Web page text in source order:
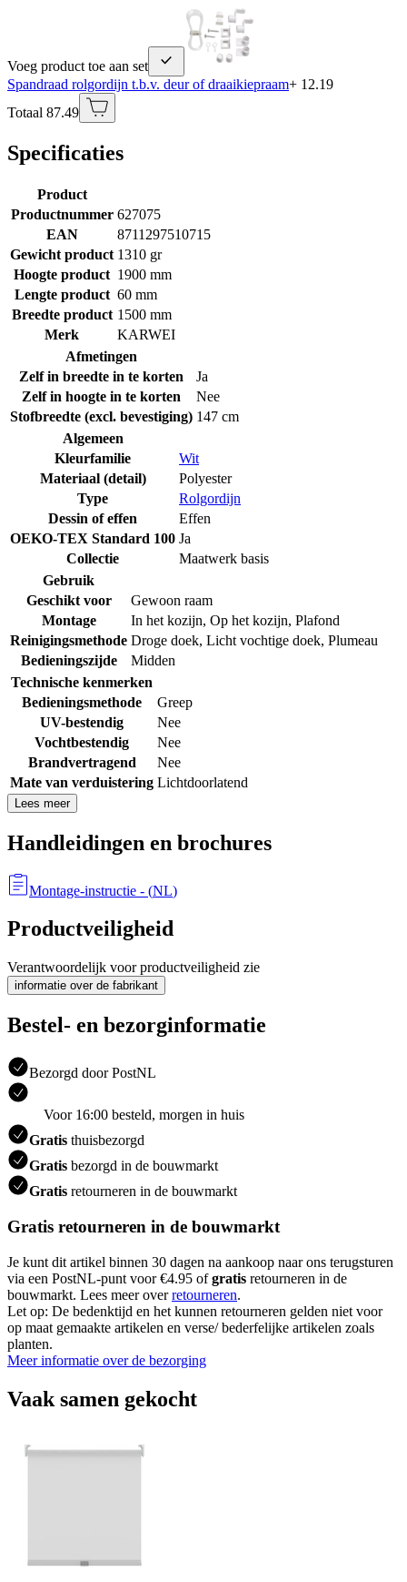
Voeg product toe aan set
Spandraad rolgordijn t.b.v. deur of draaikiepraam+ 12.19
Totaal 87.49
Specificaties
Product
Productnummer 627075
EAN
8711297510715
Gewicht product 1310 gr
Hoogte product 1900 mm
Lengte product 60 mm
Breedte product 1500 mm
Merk
KARWEI
Afmetingen
Zelf in breedte in te korten
Ja
Zelf in hoogte in te korten
Nee
Stofbreedte (excl. bevestiging) 147 cm
Algemeen
Kleurfamilie
Wit
Materiaal (detail)
Polyester
Type
Rolgordijn
Dessin of effen
Effen
OEKO-TEX Standard 100 Ja
Collectie
Maatwerk basis
Gebruik
Geschikt voor
Gewoon raam
Montage
In het kozijn, Op het kozijn, Plafond
Reinigingsmethode Droge doek, Licht vochtige doek, Plumeau
Bedieningszijde
Midden
Technische kenmerken
Bedieningsmethode
Greep
UV-bestendig
Nee
Vochtbestendig
Nee
Brandvertragend
Nee
Mate van verduistering Lichtdoorlatend
Lees meer
Handleidingen en brochures
Montage-instructie - (NL)
Productveiligheid
Verantwoordelijk voor productveiligheid zie
informatie over de fabrikant
Bestel- en bezorginformatie
Bezorgd door PostNL
Voor 16:00 besteld, morgen in huis
Gratis thuisbezorgd
Gratis bezorgd in de bouwmarkt
Gratis retourneren in de bouwmarkt
Gratis retourneren in de bouwmarkt
Je kunt dit artikel binnen 30 dagen na aankoop naar ons terugsturen
via een PostNL-punt voor €4.95 ofgratis retourneren in de
bouwmarkt. Lees meer overretourneren.
Let op: De bedenktijd en het kunnen retourneren gelden niet voor
op maat gemaakte artikelen en verse/ bederfelijke artikelen zoals
planten.
Meer informatie over de bezorging
Vaak samen gekocht